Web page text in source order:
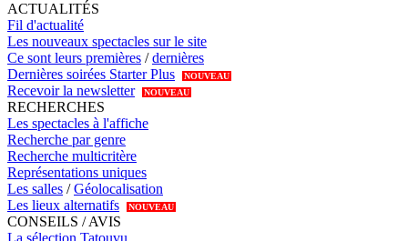
ACTUALITÉS
Fil d'actualité
Les nouveaux spectacles sur le site
Ce sont leurs premières /dernières
Dernières soirées Starter Plus
NOUVEAU
Recevoir la newsletter NOUVEAU
RECHERCHES
Les spectacles à l'affiche
Recherche par genre
Recherche multicritère
Représentations uniques
Les salles /Géolocalisation
Les lieux alternatifs
NOUVEAU
CONSEILS / AVIS